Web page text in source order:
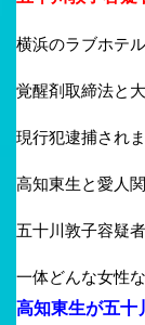
横浜のラブホテ
覚醒剤取締法と
現行犯逮捕されま
高知東生と愛人
五十川敦子容疑
一体どんな女性
高知東生が五十